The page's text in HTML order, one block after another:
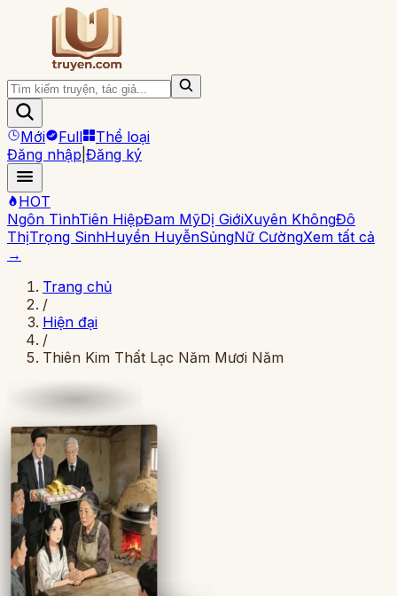
Mới Full
Thể loại
Đăng nhập Đăng ký
HOT
Ngôn TìnhTiên HiệpĐam MỹDị GiớiXuyên KhôngĐô
ThịTrọng SinhHuyền HuyễnSủngNữ CườngXem tất cả
→
Trang chủ
/
Hiện đại
/
Thiên Kim Thất Lạc Năm Mươi Năm